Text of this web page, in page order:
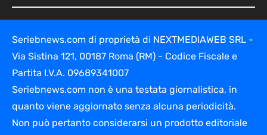
Seriebnews.com di proprietà di NEXTMEDIAWEB SRL -
Via Sistina 121, 00187 Roma (RM) - Codice Fiscale e
Partita I.V.A. 09689341007
Seriebnews.com non è una testata giornalistica, in
quanto viene aggiornato senza alcuna periodicità.
Non può pertanto considerarsi un prodotto editoriale